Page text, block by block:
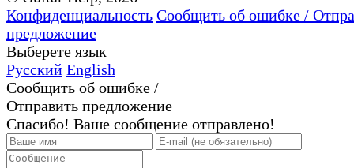
Конфиденциальность Сообщить об ошибке /
предложение
Выберете язык
Русский English
Сообщить об ошибке /
Отправить предложение
Спасибо! Ваше сообщение отправлено!